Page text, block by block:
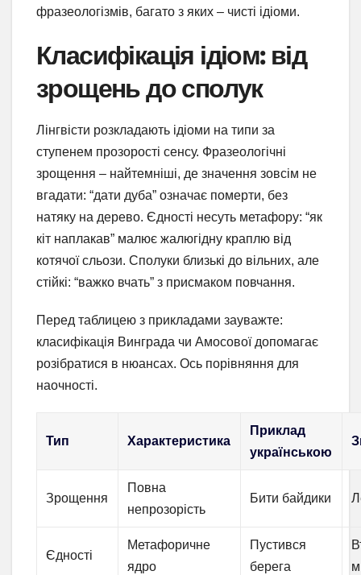
фразеологізмів, багато з яких – чисті ідіоми.
Класифікація ідіом: від
зрощень до сполук
Лінгвісти розкладають ідіоми на типи за
ступенем прозорості сенсу. Фразеологічні
зрощення – найтемніші, де значення зовсім не
вгадати: “дати дуба” означає померти, без
натяку на дерево. Єдності несуть метафору: “як
кіт наплакав” малює жалюгідну краплю від
котячої сльози. Сполуки близькі до вільних, але
стійкі: “важко вчать” з присмаком повчання.
Перед таблицею з прикладами зауважте:
класифікація Винграда чи Амосової допомагає
розібратися в нюансах. Ось порівняння для
наочності.
Тип Характеристика
Приклад
українською
Зрощення
Повна
непрозорість
Бити байдики
Єдності
Метафоричне
ядро
Пустився
берега